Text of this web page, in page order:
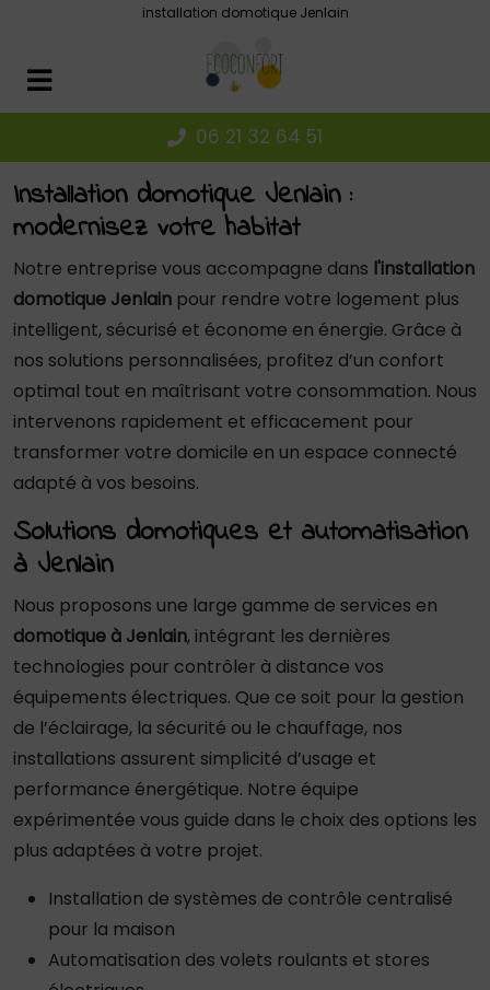
installation domotique Jenlain
06 21 32 64 51
Installation domotique Jenlain :
modernisez votre habitat
Notre entreprise vous accompagne dans l'installation
domotique Jenlain pour rendre votre logement plus
intelligent, sécurisé et économe en énergie. Grâce à
nos solutions personnalisées, profitez d’un confort
optimal tout en maîtrisant votre consommation. Nous
intervenons rapidement et efficacement pour
transformer votre domicile en un espace connecté
adapté à vos besoins.
Solutions domotiques et automatisation
à Jenlain
Nous proposons une large gamme de services en
domotique à Jenlain, intégrant les dernières
technologies pour contrôler à distance vos
équipements électriques. Que ce soit pour la gestion
de l’éclairage, la sécurité ou le chauffage, nos
installations assurent simplicité d’usage et
performance énergétique. Notre équipe
expérimentée vous guide dans le choix des options les
plus adaptées à votre projet.
Installation de systèmes de contrôle centralisé
pour la maison
Automatisation des volets roulants et stores
Panneau de gestion des cookies